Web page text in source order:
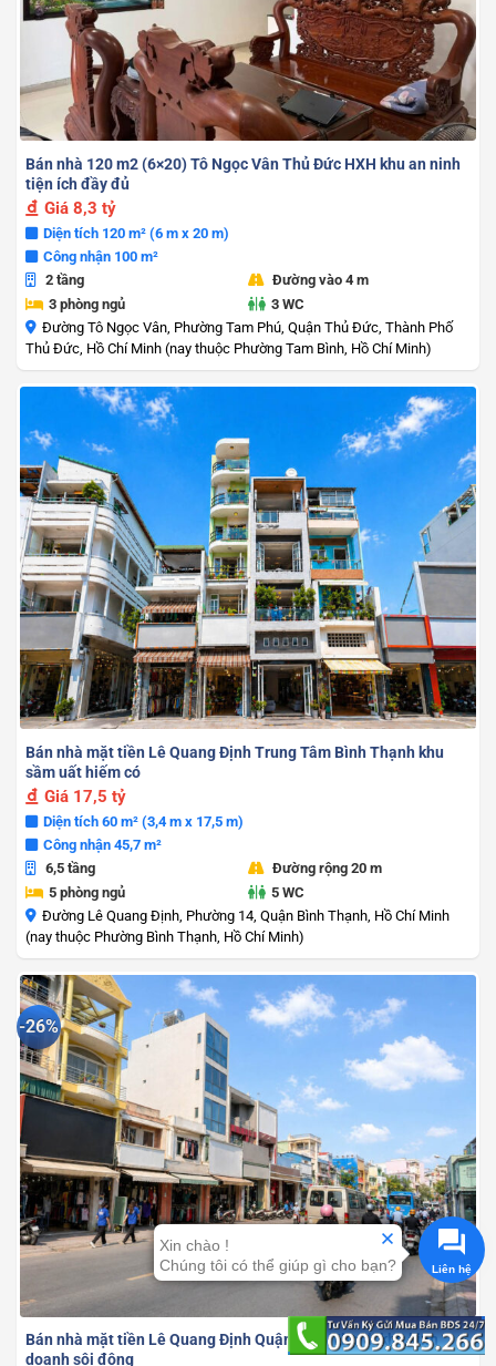
Bán nhà 120 m2 (6×20) Tô Ngọc Vân Thủ Đức HXH khu an ninh
tiện ích đầy đủ
Giá 8,3 tỷ
Diện tích 120 m² (6 m x 20 m)
Công nhận 100 m²
2 tầng
Đường vào 4 m
3 phòng ngủ
3 WC
Đường Tô Ngọc Vân, Phường Tam Phú, Quận Thủ Đức, Thành Phố
Thủ Đức, Hồ Chí Minh (nay thuộc Phường Tam Bình, Hồ Chí Minh)
Bán nhà mặt tiền Lê Quang Định Trung Tâm Bình Thạnh khu
sầm uất hiếm có
Giá 17,5 tỷ
Diện tích 60 m² (3,4 m x 17,5 m)
Công nhận 45,7 m²
6,5 tầng
Đường rộng 20 m
5 phòng ngủ
5 WC
Đường Lê Quang Định, Phường 14, Quận Bình Thạnh, Hồ Chí Minh
(nay thuộc Phường Bình Thạnh, Hồ Chí Minh)
-26%
Bán nhà mặt tiền Lê Quang Định Quận Bình Thạnh khu kinh
doanh sôi động
Xin chào !
Chúng tôi có thể giúp gì cho bạn?